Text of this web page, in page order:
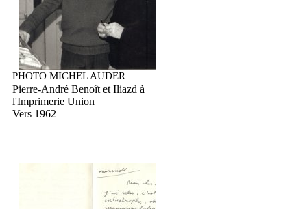
PHOTO MICHEL AUDER
Pierre-André Benoît et Iliazd à
l'Imprimerie Union
Vers 1962